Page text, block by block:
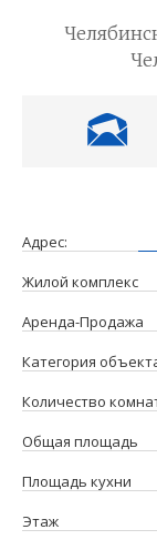
Адрес:
Жилой комплекс
Аренда-Продажа
Категория
Количество
Общая площадь
Площадь кухни
Этаж